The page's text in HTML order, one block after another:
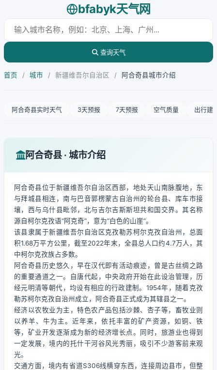
bfabyk天气网
查询天气
首页 / 城市 / 新疆维吾尔自治区 / 阿合奇县城市介绍
阿合奇县实时天气 3天预报 7天预报 空气质量 出行建
阿合奇县 · 城市介绍
阿合奇县位于新疆维吾尔自治区西部，地处天山南脉腹地，东
与拜城县相连，南与巴音郭楞蒙古自治州的轮台县、库车市接
壤，西与乌什县毗邻，北与吉尔吉斯斯坦共和国交界。其名称
源自柯尔克孜语“阿克奇”，意为“白色的山崖”。
该县隶属于新疆维吾尔自治区克孜勒苏柯尔克孜自治州，总面
积1.68万平方公里，截至2022年末，全县总人口约4.7万人，其
中柯尔克孜族占多数。
阿合奇县历史悠久，早在汉代即有活动痕迹，曾是古丝绸之路
的重要通道之一。自唐代起，中央政府开始在此设治管理，历
经元明清等朝代，均设有相应的行政建制。1954年，随着克孜
勒苏柯尔克孜自治州成立，阿合奇县正式成为其辖县之一。
经济以农牧业为主，特色农产品包括沙棘、杏子等，畜牧业则
以养羊、牛为主。近年来，依托丰富的矿产资源，如铜、铁
等，矿业开发逐渐成为新的经济增长点。同时，旅游业也得到
一定发展，境内的托什干河谷风光秀丽，吸引不少游客前来观
光。
交通方面，境内有省道S306线横穿东西，连接周边县市，但整